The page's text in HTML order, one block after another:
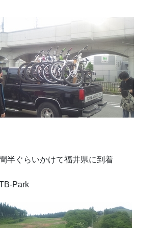
半ぐらいかけて福井県に到着
Park